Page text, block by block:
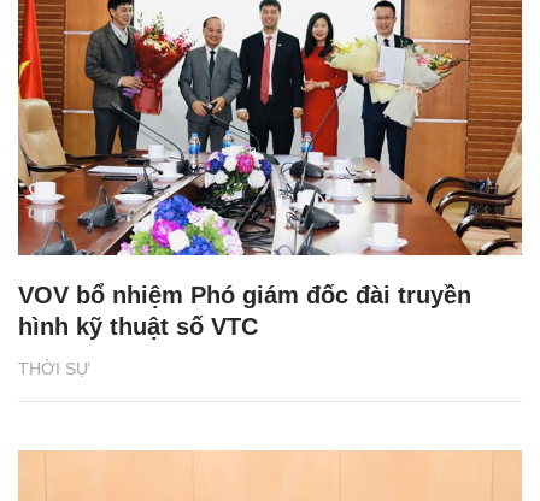
THỜI SỰ
VOV bổ nhiệm Phó giám đốc đài truyền
hình kỹ thuật số VTC